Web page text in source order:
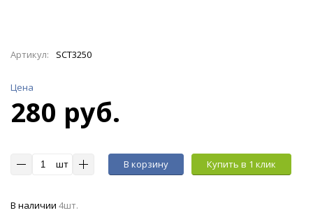
Артикул: SCT3250
Цена
280 руб.
шт В корзину Купить в 1 клик
В наличии 4шт.